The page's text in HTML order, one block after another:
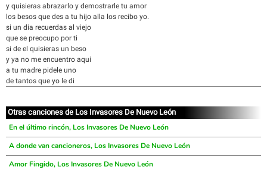
y quisieras abrazarlo y demostrarle tu amor
los besos que des a tu hijo alla los recibo yo.
si un dia recuerdas al viejo
que se preocupo por ti
si de el quisieras un beso
y ya no me encuentro aqui
a tu madre pidele uno
de tantos que yo le di
Otras canciones de Los Invasores De Nuevo León
En el último rincón, Los Invasores De Nuevo León
A donde van cancioneros, Los Invasores De Nuevo León
Amor Fingido, Los Invasores De Nuevo León